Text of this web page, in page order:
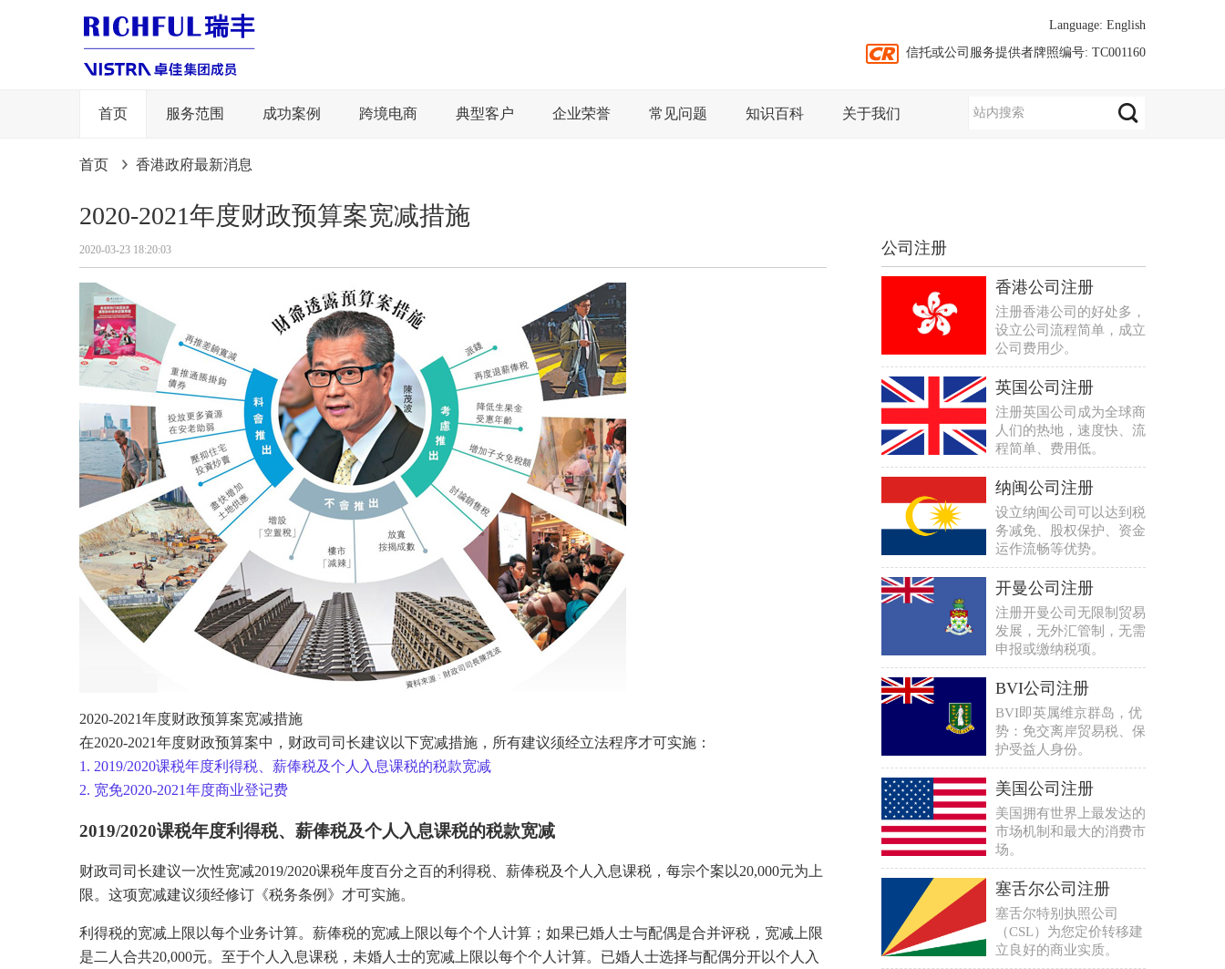
Language: English
信托或公司服务提供者牌照编号: TC001160
首页 服务范围 成功案例 跨境电商 典型客户 企业荣誉 常见问题 知识百科 关于我们
首页 香港政府最新消息
2020-2021年度财政预算案宽减措施
2020-03-23 18:20:03
2020-2021年度财政预算案宽减措施
在2020-2021年度财政预算案中，财政司司长建议以下宽减措施，所有建议须经立法程序才可实施：
1. 2019/2020课税年度利得税、薪俸税及个人入息课税的税款宽减
2. 宽免2020-2021年度商业登记费
2019/2020课税年度利得税、薪俸税及个人入息课税的税款宽减
财政司司长建议一次性宽减2019/2020课税年度百分之百的利得税、薪俸税及个人入息课税，每宗个案以20,000元为上
限。这项宽减建议须经修订《税务条例》才可实施。
利得税的宽减上限以每个业务计算。薪俸税的宽减上限以每个个人计算；如果已婚人士与配偶是合并评税，宽减上限
是二人合共20,000元。至于个人入息课税，未婚人士的宽减上限以每个个人计算。已婚人士选择与配偶分开以个人入
公司注册
香港公司注册
注册香港公司的好处多，
设立公司流程简单，成立
公司费用少。
英国公司注册
注册英国公司成为全球商
人们的热地，速度快、流
程简单、费用低。
纳闽公司注册
设立纳闽公司可以达到税
务减免、股权保护、资金
运作流畅等优势。
开曼公司注册
注册开曼公司无限制贸易
发展，无外汇管制，无需
申报或缴纳税项。
BVI公司注册
BVI即英属维京群岛，优
势：免交离岸贸易税、保
护受益人身份。
美国公司注册
美国拥有世界上最发达的
市场机制和最大的消费市
场。
塞舌尔公司注册
塞舌尔特别执照公司
（CSL）为您定价转移建
立良好的商业实质。